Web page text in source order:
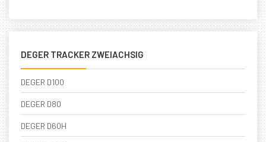
DEGER TRACKER ZWEIACHSIG
DEGER D100
DEGER D80
DEGER D60H